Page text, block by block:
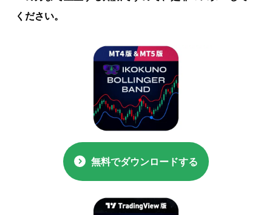
ください。
無料でダウンロードする